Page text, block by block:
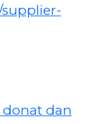
donat dan